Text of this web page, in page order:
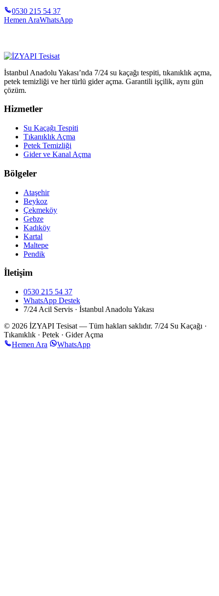
0530 215 54 37
Hemen AraWhatsApp
İstanbul Anadolu Yakası’nda 7/24 su kaçağı tespiti, tıkanıklık açma,
petek temizliği ve her türlü gider açma. Garantili işçilik, aynı gün
çözüm.
Hizmetler
Su Kaçağı Tespiti
Tıkanıklık Açma
Petek Temizliği
Gider ve Kanal Açma
Bölgeler
Ataşehir
Beykoz
Çekmeköy
Gebze
Kadıköy
Kartal
Maltepe
Pendik
İletişim
0530 215 54 37
WhatsApp Destek
7/24 Acil Servis · İstanbul Anadolu Yakası
© 2026 İZYAPI Tesisat — Tüm hakları saklıdır. 7/24 Su Kaçağı ·
Tıkanıklık · Petek · Gider Açma
Hemen Ara
WhatsApp